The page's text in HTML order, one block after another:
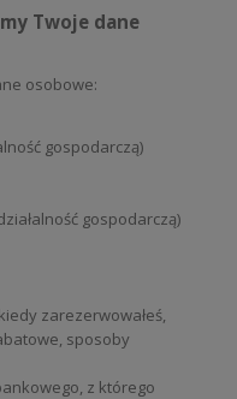
Twoje dane
osobowe:
gospodarczą)
gospodarczą)
zarezerwowałeś,
sposoby
z którego